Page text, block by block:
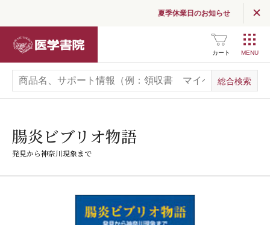
夏季休業日のお知らせ
カート
腸炎ビブリオ物語
発見から神奈川現象まで